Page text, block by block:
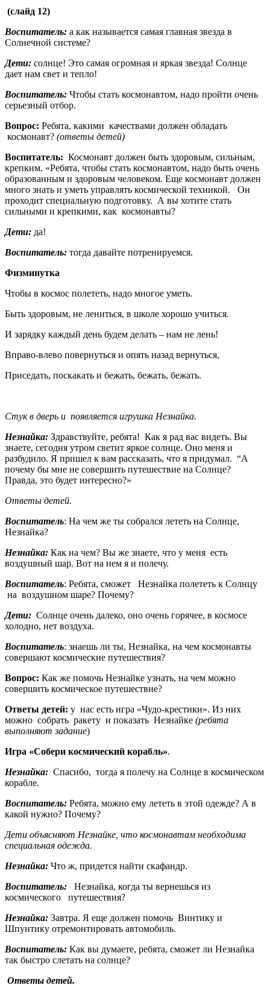
(слайд 12)
Воспитатель: а как называется самая главная звезда в
Солнечной системе?
Дети: солнце! Это самая огромная и яркая звезда! Солнце
дает нам свет и тепло!
Воспитатель: Чтобы стать космонавтом, надо пройти очень
серьезный отбор.
Вопрос: Ребята, какими качествами должен обладать
космонавт? (ответы детей)
Воспитатель: Космонавт должен быть здоровым, сильным,
крепким. «Ребята, чтобы стать космонавтом, надо быть очень
образованным и здоровым человеком. Еще космонавт должен
много знать и уметь управлять космической техникой. Он
проходит специальную подготовку. А вы хотите стать
сильными и крепкими, как космонавты?
Дети: да!
Воспитатель: тогда давайте потренируемся.
Физминутка
Чтобы в космос полететь, надо многое уметь.
Быть здоровым, не лениться, в школе хорошо учиться.
И зарядку каждый день будем делать – нам не лень!
Вправо-влево повернуться и опять назад вернуться,
Приседать, поскакать и бежать, бежать, бежать.
Стук в дверь и появляется игрушка Незнайка.
Незнайка: Здравствуйте, ребята! Как я рад вас видеть. Вы
знаете, сегодня утром светит яркое солнце. Оно меня и
разбудило. Я пришел к вам рассказать, что я придумал. “А
почему бы мне не совершить путешествие на Солнце?
Правда, это будет интересно?»
Ответы детей.
Воспитатель: На чем же ты собрался лететь на Солнце,
Незнайка?
Незнайка: Как на чем? Вы же знаете, что у меня есть
воздушный шар. Вот на нем я и полечу.
Воспитатель: Ребята, сможет Незнайка полететь к Солнцу
на воздушном шаре? Почему?
Дети: Солнце очень далеко, оно очень горячее, в космосе
холодно, нет воздуха.
Воспитатель: знаешь ли ты, Незнайка, на чем космонавты
совершают космические путешествия?
Вопрос: Как же помочь Незнайке узнать, на чем можно
совершить космическое путешествие?
Ответы детей: у нас есть игра «Чудо-крестики». Из них
можно собрать ракету и показать Незнайке (ребята
выполняют задание)
Игра «Собери космический корабль».
Незнайка: Спасибо, тогда я полечу на Солнце в космическом
корабле.
Воспитатель: Ребята, можно ему лететь в этой одежде? А в
какой нужно? Почему?
Дети объясняют Незнайке, что космонавтам необходима
специальная одежда.
Незнайка: Что ж, придется найти скафандр.
Воспитатель:
Незнайка, когда ты вернешься из
космического путешествия?
Незнайка: Завтра. Я еще должен помочь Винтику и
Шпунтику отремонтировать автомобиль.
Воспитатель: Как вы думаете, ребята, сможет ли Незнайка
так быстро слетать на солнце?
Ответы детей.